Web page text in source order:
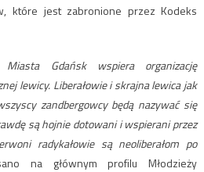
które jest zabronione przez Kodeks
Miasta Gdańsk wspiera organizację
lewicy.Liberałowie i skrajna lewica jak
zandbergowcy będą nazywać się
są hojnie dotowani i wspierani przez
radykałowie są neoliberałom po
na głównym profilu Młodzieży